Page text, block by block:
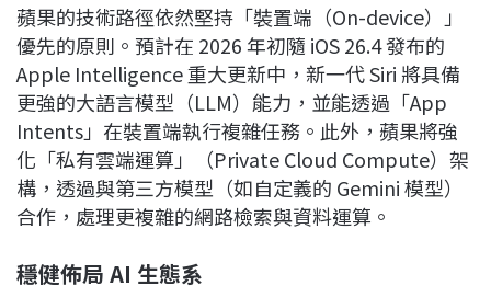
蘋果的技術路徑依然堅持「裝置端（On-device）」
優先的原則。預計在 2026 年初隨 iOS 26.4 發布的
Apple Intelligence 重大更新中，新一代 Siri 將具備
更強的大語言模型（LLM）能力，並能透過「App
Intents」在裝置端執行複雜任務。此外，蘋果將強
化「私有雲端運算」（Private Cloud Compute）架
構，透過與第三方模型（如自定義的 Gemini 模型）
合作，處理更複雜的網路檢索與資料運算。
穩健佈局 AI 生態系